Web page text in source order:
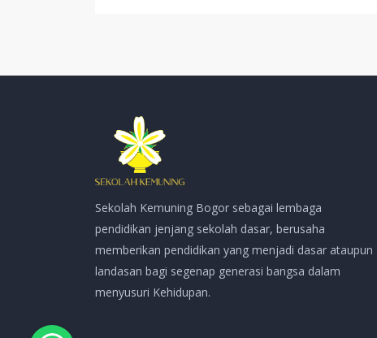
Sekolah Kemuning Bogor sebagai lembaga
pendidikan jenjang sekolah dasar, berusaha
memberikan pendidikan yang menjadi dasar ataupun
landasan bagi segenap generasi bangsa dalam
menyusuri Kehidupan.